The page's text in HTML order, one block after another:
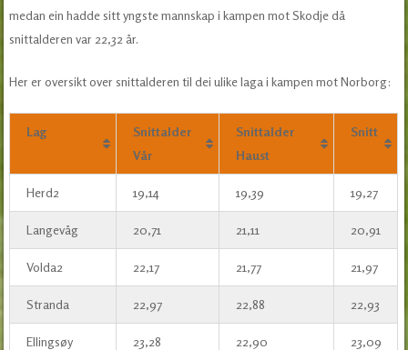
medan ein hadde sitt yngste mannskap i kampen mot Skodje då
snittalderen var 22,32 år.
Her er oversikt over snittalderen til dei ulike laga i kampen mot Norborg:
Lag
Snittalder
Vår
Snittalder
Haust
Snitt
Herd2 19,14 19,39 19,27
Langevåg 20,71 21,11 20,91
Volda2 22,17 21,77 21,97
Stranda 22,97 22,88 22,93
Ellingsøy 23,28 22,90 23,09